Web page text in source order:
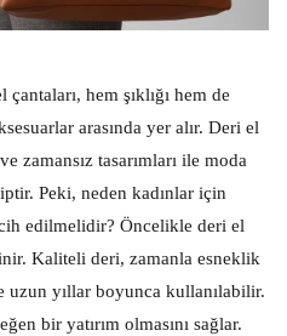
hem şıklığı hem de
arasında yer alır. Deri el
zamansız tasarımları ile moda
Peki, neden kadınlar için
edilmelidir? Öncelikle deri el
Kaliteli deri, zamanla esneklik
uzun yıllar boyunca kullanılabilir.
bir yatırım olmasını sağlar.